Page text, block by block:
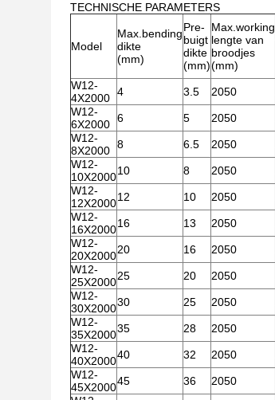
TECHNISCHE PARAMETERS
Model
Max.bending
dikte
(mm)
Pre-
buigt
dikte
(mm)
Max.working
lengte van
broodjes
(mm)
W12-
4X2000 4 3.5 2050
W12-
6X2000 6 5 2050
W12-
8X2000 8 6.5 2050
W12-
10X200010 8 2050
W12-
12X200012 10 2050
W12-
16X200016 13 2050
W12-
20X200020 16 2050
W12-
25X200025 20 2050
W12-
30X200030 25 2050
W12-
35X200035 28 2050
W12-
40X200040 32 2050
W12-
45X200045 36 2050